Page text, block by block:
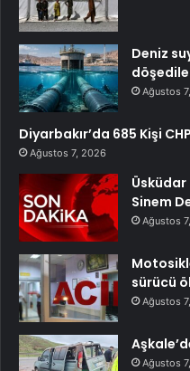
Deniz
Ağustos
Diyarbakır’da 685 Kişi
Ağustos 7, 2026
Üsküdar
Sinem
Ağustos
sürücü
Ağustos
Ağustos